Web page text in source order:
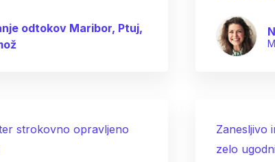
odtokov Maribor, Ptuj,
strokovno opravljeno
Zanesljivo
zelo